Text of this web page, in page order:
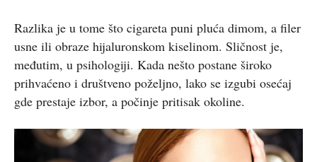
Razlika je u tome što cigareta puni pluća dimom, a filer
usne ili obraze hijaluronskom kiselinom. Sličnost je,
međutim, u psihologiji. Kada nešto postane široko
prihvaćeno i društveno poželjno, lako se izgubi osećaj
gde prestaje izbor, a počinje pritisak okoline.